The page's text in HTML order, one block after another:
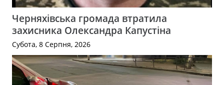
Черняхівська громада втратила
захисника Олександра Капустіна
Субота, 8 Серпня, 2026